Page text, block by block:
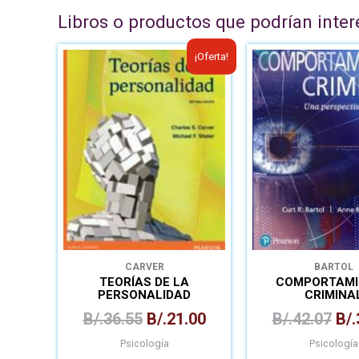
Libros o productos que podrían
¡Oferta!
CARVER
TEORÍAS DE LA
PERSONALIDAD
B/.36.55
El
precio
original
B/.36.55.
B/.21.00
El
precio
actual
B/.21.00.
Psicología
BARTOL
B/.42.07
El
B/
B/.
Psicología